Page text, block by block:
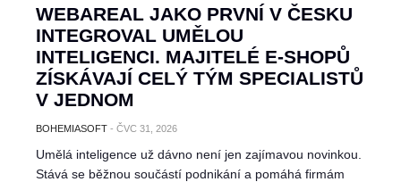
WEBAREAL JAKO PRVNÍ V ČESKU
INTEGROVAL UMĚLOU
INTELIGENCI. MAJITELÉ E-SHOPŮ
ZÍSKÁVAJÍ CELÝ TÝM SPECIALISTŮ
V JEDNOM
BOHEMIASOFT - ČVC 31, 2026
Umělá inteligence už dávno není jen zajímavou novinkou.
Stává se běžnou součástí podnikání a pomáhá firmám